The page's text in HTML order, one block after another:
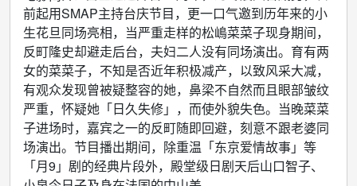
前起用SMAP主持台庆节目，更一口气邀到历年来的小
生花旦同场亮相，当严重走样的松嶋菜菜子现身期间，
反町隆史却避走后台，夫妇二人没有同场演出。育有两
女的菜菜子，不知是否近年积极减产，以致风采大减，
有观众发现曾被疑整容的她，鼻梁不自然而且眼部皱纹
严重，怀疑她「日久失修」，而使外貌失色。当晚菜菜
子进场时，嘉宾之一的反町随即回避，刻意不跟老婆同
场演出。节目播出期间，除重温「东京爱情故事」等
「月9」剧的经典片段外，殿堂级日剧天后山口智子、